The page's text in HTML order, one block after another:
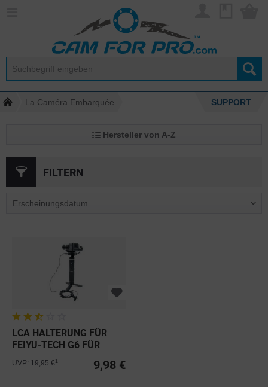
La Caméra Embarquée SUPPORT
Hersteller von A-Z
FILTERN
LCA HALTERUNG FÜR
FEIYU-TECH G6 FÜR
GOPRO PRO...
9,98 €
UVP: 19,95 €